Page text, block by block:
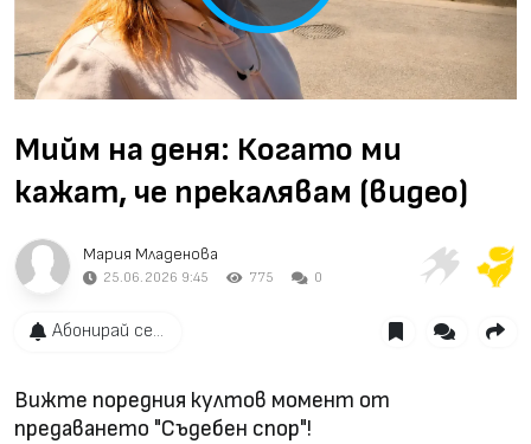
Play
Video
Мийм на деня: Когато ми
кажат, че прекалявам (видео)
Мария Младенова
25.06.2026 9:45 775 0
Абонирай се...
Вижте поредния култов момент от
предаването "Съдебен спор"!